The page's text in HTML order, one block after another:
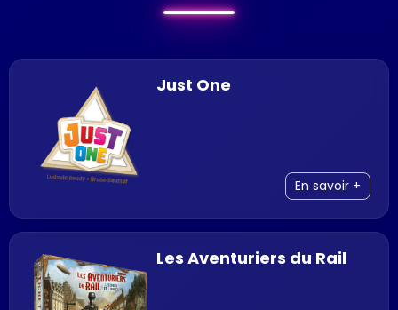
Just One
En savoir +
Les Aventuriers du Rail